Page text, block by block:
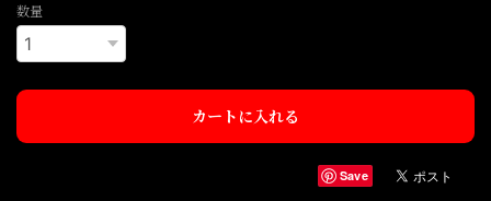
数量
カートに入れる
Save